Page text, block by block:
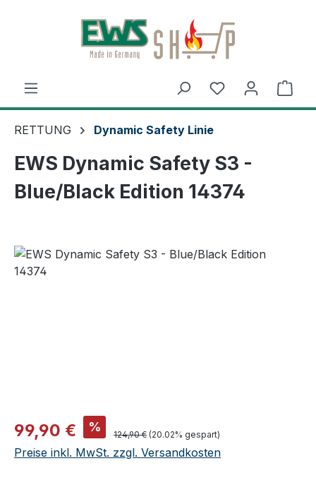
Zum Hauptinhalt springen
RETTUNG Dynamic Safety Linie
EWS Dynamic Safety S3 -
Blue/Black Edition 14374
Verkaufspreis:
99,90 € % Regulärer Preis:
124,90 € (20.02% gespart)
Preise inkl. MwSt. zzgl. Versandkosten